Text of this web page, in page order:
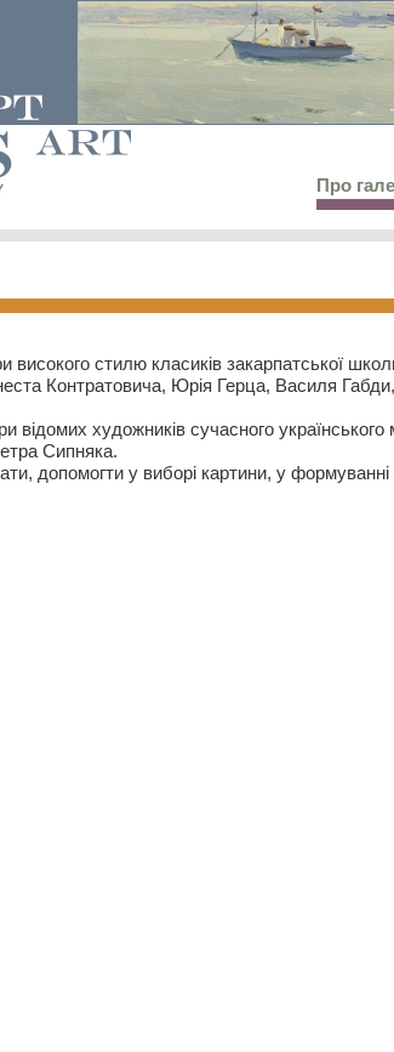
Про
високого стилю класиків закарпатської
Контратовича, Юрія Герца, Василя
відомих художників сучасного
Сипняка.
допомогти у виборі картини, у формуванні